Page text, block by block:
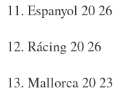
11. Espanyol 20 26
12. Rácing 20 26
13. Mallorca 20 23